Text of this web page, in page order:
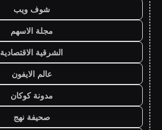
شوف ويب
مجلة الاسهم
الشرقية الاقتصادية
عالم الايفون
مدونة كوكان
صحيفة نهج